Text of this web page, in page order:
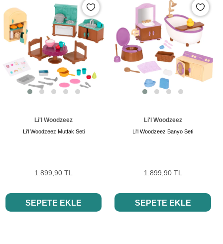
Li'l Woodzeez
Li'l Woodzeez Mutfak Seti
1.899,90 TL
SEPETE EKLE
Li'l Woodzeez
Li'l Woodzeez Banyo Seti
1.899,90 TL
SEPETE EKLE